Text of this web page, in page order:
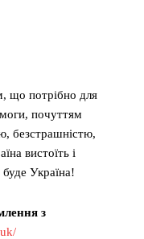
що потрібно для
почуттям
безстрашністю,
вистоїть і
Україна!
з